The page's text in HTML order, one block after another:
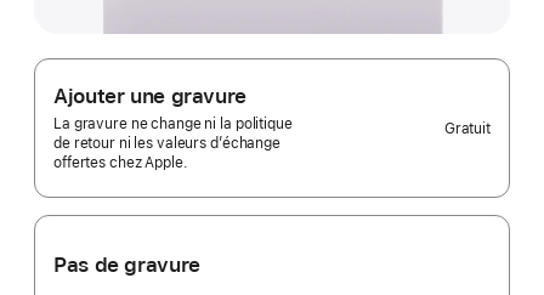
Ajouter une gravure
La gravure ne change ni la politique
de retour ni les valeurs d’échange
offertes chez Apple.
Gratuit
Pas de gravure